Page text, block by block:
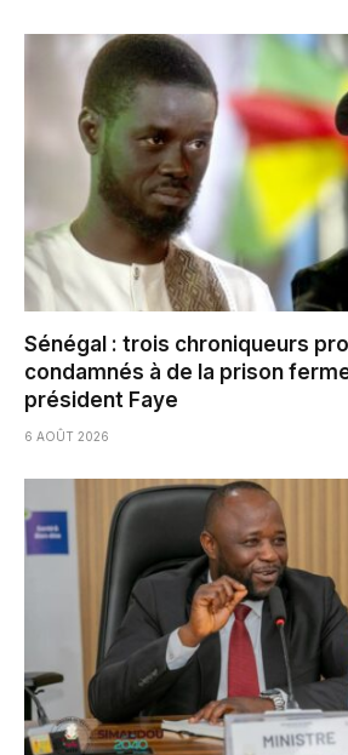
Sénégal : trois chroniqueurs
condamnés à de la prison
président Faye
6 AOÛT 2026